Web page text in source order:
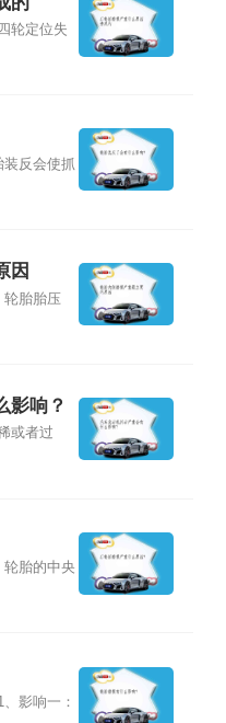
轮定位失
反会使抓
因
轮胎胎压
影响？
或者过
胎的中央
影响一：